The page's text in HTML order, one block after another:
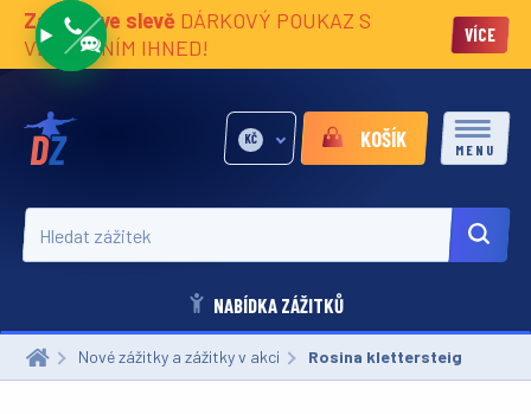
Zážitky ve slevě DÁRKOVÝ POUKAZ S
VĚNOVÁNÍM IHNED!
VÍCE
KČ KOŠÍK MENU
Hledat zážitek
NABÍDKA ZÁŽITKŮ
Nové zážitky a zážitky v akci Aktuální:
Rosina klettersteig